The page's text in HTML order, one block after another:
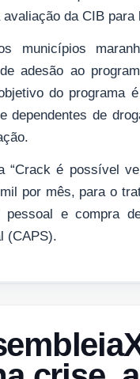
da CIB
municípios
adesão ao
do programa
dependentes de
“Crack é possível
por mês, para o
pessoal e compra
(CAPS).